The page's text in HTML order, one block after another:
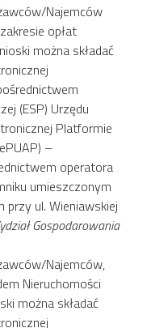
Najemców
opłat
można składać
(ESP) Urzędu
Platformie
–
operatora
umieszczonym
przy ul. Wieniawskiej
Gospodarowania
Najemców,
Nieruchomości
można składać